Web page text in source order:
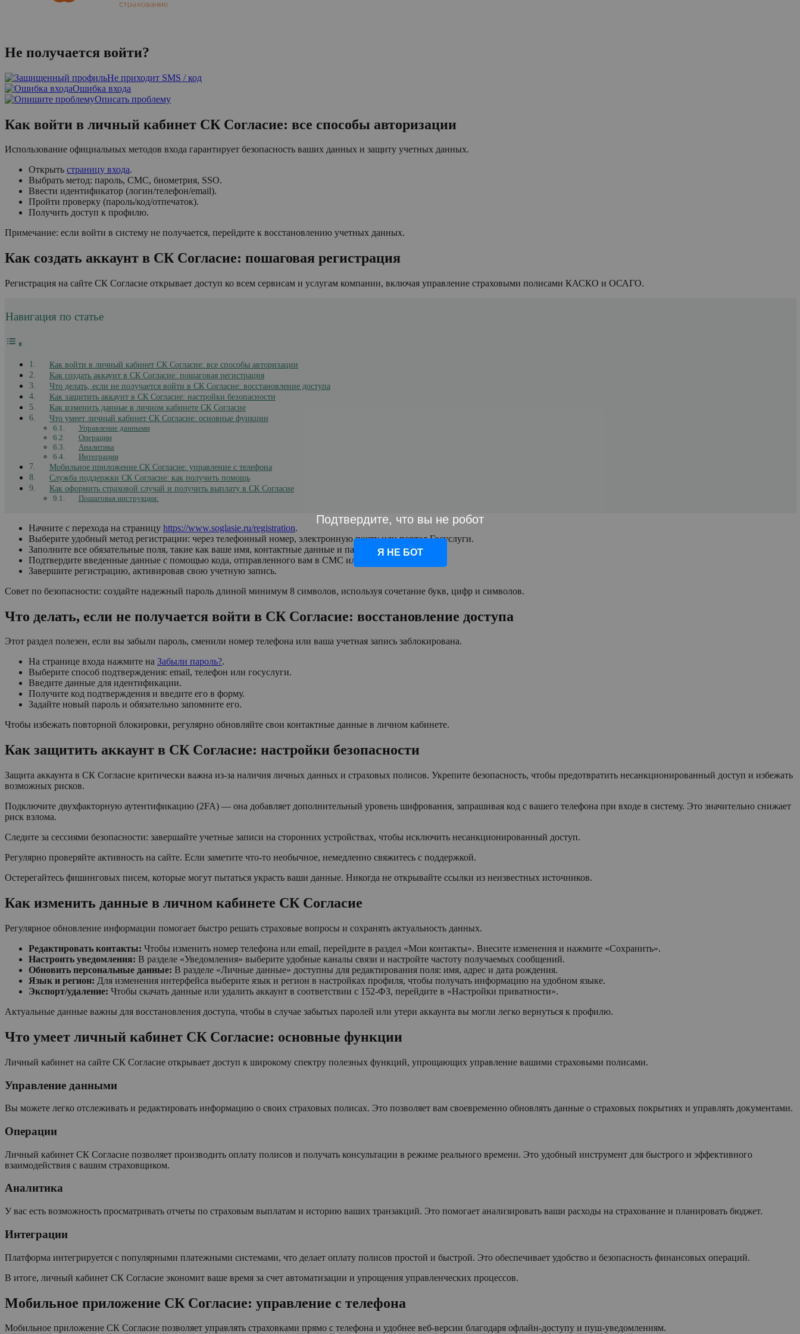
Не получается войти?
Не приходит SMS / код
Ошибка входа
Описать проблему
Как войти в личный кабинет СК Согласие: все способы авторизации
Использование официальных методов входа гарантирует безопасность ваших данных и защиту учетных данных.
Открыть страницу входа.
Выбрать метод: пароль, СМС, биометрия, SSO.
Ввести идентификатор (логин/телефон/email).
Пройти проверку (пароль/код/отпечаток).
Получить доступ к профилю.
Примечание: если войти в систему не получается, перейдите к восстановлению учетных данных.
Как создать аккаунт в СК Согласие: пошаговая регистрация
Регистрация на сайте СК Согласие открывает доступ ко всем сервисам и услугам компании, включая управление страховыми полисами КАСКО и ОСАГО.
Навигация по статье
Как войти в личный кабинет СК Согласие: все способы авторизации
Как создать аккаунт в СК Согласие: пошаговая регистрация
Что делать, если не получается войти в СК Согласие: восстановление доступа
Как защитить аккаунт в СК Согласие: настройки безопасности
Как изменить данные в личном кабинете СК Согласие
Что умеет личный кабинет СК Согласие: основные функции
Управление данными
Операции
Аналитика
Интеграции
Мобильное приложение СК Согласие: управление с телефона
Служба поддержки СК Согласие: как получить помощь
Как оформить страховой случай и получить выплату в СК Согласие
Пошаговая инструкция:
Начните с перехода на страницу https://www.soglasie.ru/registration.
Выберите удобный метод регистрации: через телефонный номер, электронную почту или портал Госуслуги.
Заполните все обязательные поля, такие как ваше имя, контактные данные и пароль.
Подтвердите введенные данные с помощью кода, отправленного вам в СМС или на email.
Завершите регистрацию, активировав свою учетную запись.
Совет по безопасности: создайте надежный пароль длиной минимум 8 символов, используя сочетание букв, цифр и символов.
Что делать, если не получается войти в СК Согласие: восстановление доступа
Этот раздел полезен, если вы забыли пароль, сменили номер телефона или ваша учетная запись заблокирована.
На странице входа нажмите на Забыли пароль?.
Выберите способ подтверждения: email, телефон или госуслуги.
Введите данные для идентификации.
Получите код подтверждения и введите его в форму.
Задайте новый пароль и обязательно запомните его.
Чтобы избежать повторной блокировки, регулярно обновляйте свои контактные данные в личном кабинете.
Как защитить аккаунт в СК Согласие: настройки безопасности
Защита аккаунта в СК Согласие критически важна из-за наличия личных данных и страховых полисов. Укрепите безопасность, чтобы предотвратить несанкционированный доступ и избежать
возможных рисков.
Подключите двухфакторную аутентификацию (2FA) — она добавляет дополнительный уровень шифрования, запрашивая код с вашего телефона при входе в систему. Это значительно снижает
риск взлома.
Следите за сессиями безопасности: завершайте учетные записи на сторонних устройствах, чтобы исключить несанкционированный доступ.
Регулярно проверяйте активность на сайте. Если заметите что-то необычное, немедленно свяжитесь с поддержкой.
Остерегайтесь фишинговых писем, которые могут пытаться украсть ваши данные. Никогда не открывайте ссылки из неизвестных источников.
Как изменить данные в личном кабинете СК Согласие
Регулярное обновление информации помогает быстро решать страховые вопросы и сохранять актуальность данных.
Редактировать контакты: Чтобы изменить номер телефона или email, перейдите в раздел «Мои контакты». Внесите изменения и нажмите «Сохранить».
Настроить уведомления: В разделе «Уведомления» выберите удобные каналы связи и настройте частоту получаемых сообщений.
Обновить персональные данные: В разделе «Личные данные» доступны для редактирования поля: имя, адрес и дата рождения.
Язык и регион: Для изменения интерфейса выберите язык и регион в настройках профиля, чтобы получать информацию на удобном языке.
Экспорт/удаление: Чтобы скачать данные или удалить аккаунт в соответствии с 152-ФЗ, перейдите в «Настройки приватности».
Актуальные данные важны для восстановления доступа, чтобы в случае забытых паролей или утери аккаунта вы могли легко вернуться к профилю.
Что умеет личный кабинет СК Согласие: основные функции
Личный кабинет на сайте СК Согласие открывает доступ к широкому спектру полезных функций, упрощающих управление вашими страховыми полисами.
Управление данными
Вы можете легко отслеживать и редактировать информацию о своих страховых полисах. Это позволяет вам своевременно обновлять данные о страховых покрытиях и управлять документами.
Операции
Личный кабинет СК Согласие позволяет производить оплату полисов и получать консультации в режиме реального времени. Это удобный инструмент для быстрого и эффективного
взаимодействия с вашим страховщиком.
Аналитика
У вас есть возможность просматривать отчеты по страховым выплатам и историю ваших транзакций. Это помогает анализировать ваши расходы на страхование и планировать бюджет.
Интеграции
Платформа интегрируется с популярными платежными системами, что делает оплату полисов простой и быстрой. Это обеспечивает удобство и безопасность финансовых операций.
В итоге, личный кабинет СК Согласие экономит ваше время за счет автоматизации и упрощения управленческих процессов.
Мобильное приложение СК Согласие: управление с телефона
Мобильное приложение СК Согласие позволяет управлять страховками прямо с телефона и удобнее веб-версии благодаря офлайн-доступу и пуш-уведомлениям.
Подтвердите, что вы не робот
Я НЕ БОТ